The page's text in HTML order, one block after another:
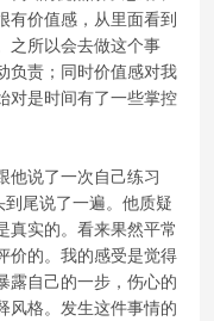
有价值感，从里面看到
之所以会去做这个事
负责；同时价值感对我
对是时间有了一些掌控
他说了一次自己练习
尾说了一遍。他质疑
真实的。看来果然平常
价的。我的感受是觉得
露自己的一步，伤心的
风格。发生这件事情的